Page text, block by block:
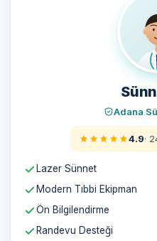
Adana
4.9·
Lazer Sünnet
Modern Tıbbi Ekipman
Ön Bilgilendirme
Randevu Desteği